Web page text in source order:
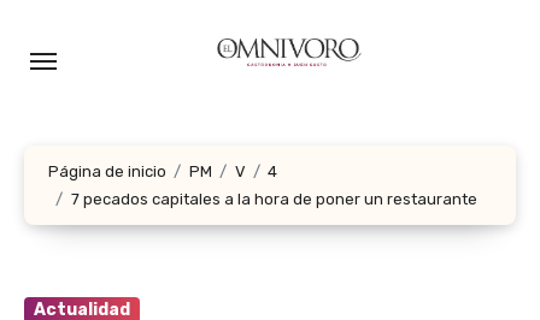
Página de inicio PM V
4
7 pecados capitales a la hora de poner un restaurante
Actualidad